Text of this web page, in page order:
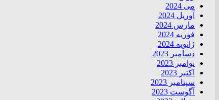
می 2024
آوریل 2024
مارس 2024
فوریه 2024
ژانویه 2024
دسامبر 2023
نوامبر 2023
اکتبر 2023
سپتامبر 2023
آگوست 2023